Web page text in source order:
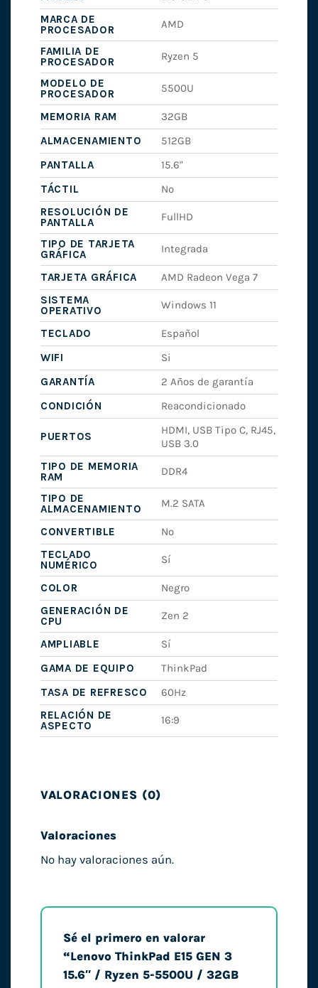
MARCA DE
PROCESADOR
AMD
FAMILIA DE
PROCESADOR
Ryzen 5
MODELO DE
PROCESADOR
5500U
MEMORIA RAM
32GB
ALMACENAMIENTO
512GB
PANTALLA
15.6"
TÁCTIL
No
RESOLUCIÓN DE
PANTALLA
FullHD
TIPO DE TARJETA
GRÁFICA
Integrada
TARJETA GRÁFICA
AMD Radeon Vega 7
SISTEMA
OPERATIVO
Windows 11
TECLADO
Español
WIFI
Si
GARANTÍA
2 Años de garantía
CONDICIÓN
Reacondicionado
PUERTOS
HDMI, USB Tipo C, RJ45,
USB 3.0
TIPO DE MEMORIA
RAM
DDR4
TIPO DE
ALMACENAMIENTO
M.2 SATA
CONVERTIBLE
No
TECLADO
NUMÉRICO
Sí
COLOR
Negro
GENERACIÓN DE
CPU
Zen 2
AMPLIABLE
Sí
GAMA DE EQUIPO
ThinkPad
TASA DE REFRESCO
60Hz
RELACIÓN DE
ASPECTO
16:9
VALORACIONES (0)
Valoraciones
No hay valoraciones aún.
Sé el primero en valorar
“Lenovo ThinkPad E15 GEN 3
15.6″ / Ryzen 5-5500U / 32GB